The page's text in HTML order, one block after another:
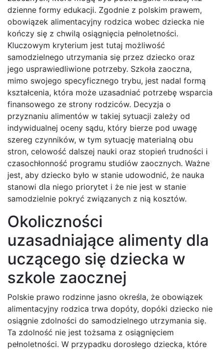
dzienne formy edukacji. Zgodnie z polskim prawem,
obowiązek alimentacyjny rodzica wobec dziecka nie
kończy się z chwilą osiągnięcia pełnoletności.
Kluczowym kryterium jest tutaj możliwość
samodzielnego utrzymania się przez dziecko oraz
jego usprawiedliwione potrzeby. Szkoła zaoczna,
mimo swojego specyficznego trybu, jest nadal formą
kształcenia, która może uzasadniać potrzebę wsparcia
finansowego ze strony rodziców. Decyzja o
przyznaniu alimentów w takiej sytuacji zależy od
indywidualnej oceny sądu, który bierze pod uwagę
szereg czynników, w tym sytuację materialną obu
stron, celowość dalszej nauki oraz stopień trudności i
czasochłonność programu studiów zaocznych. Ważne
jest, aby dziecko było w stanie udowodnić, że nauka
stanowi dla niego priorytet i że nie jest w stanie
samodzielnie pokryć związanych z nią kosztów.
Okoliczności
uzasadniające alimenty dla
uczącego się dziecka w
szkole zaocznej
Polskie prawo rodzinne jasno określa, że obowiązek
alimentacyjny rodzica trwa dopóty, dopóki dziecko nie
osiągnie zdolności do samodzielnego utrzymania się.
Ta zdolność nie jest tożsama z osiągnięciem
pełnoletności. W przypadku dorosłego dziecka, które